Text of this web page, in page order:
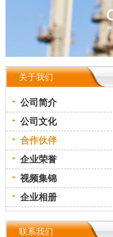
关于我们
公司简介
公司文化
合作伙伴
企业荣誉
视频集锦
企业相册
联系我们